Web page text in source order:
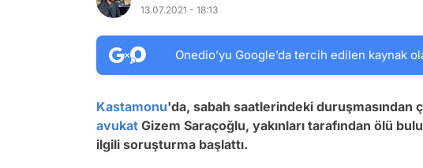
13.07.2021 - 18:13
Onedio’yu Google’da tercih edilen kaynak
Kastamonu'da, sabah saatlerindeki duruşmasından
avukat Gizem Saraçoğlu, yakınları tarafından ölü
ilgili soruşturma başlattı.